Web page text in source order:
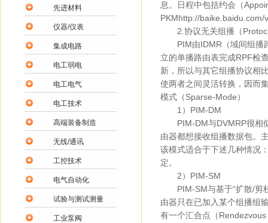
息。日程中包括约会（
PKMhttp://
2.协议无关组播（
PIM由IDMR（域间组播路
立的单播路由表完成RPF检
新，所以与其它组播协议相
使两者之间灵活转换，因而
模式（Sparse-Mode）
1）PIM-DM
PIM-DM与DVMRP很相似
由器都想接收组播数据包。
该模式适合于下述几种情况
定。
2）PIM-SM
PIM-SM与基于“扩散/剪枝
由器只在已加入某个组播组
有一个汇合点（
先进材料
仪器/仪表
集成电路
电工弱电
电工电气
电工技术
高端装备制造
无线/通讯
工控技术
电气自动化
试验与测试测量
工业泵阀